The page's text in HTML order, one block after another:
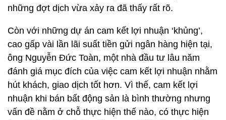
những đợt dịch vừa xảy ra đã thấy rất rõ.
Còn với những dự án cam kết lợi nhuận ‘khủng’,
cao gấp vài lần lãi suất tiền gửi ngân hàng hiện tại,
ông Nguyễn Đức Toàn, một nhà đầu tư lâu năm
đánh giá mục đích của việc cam kết lợi nhuận nhằm
hút khách, giao dịch tốt hơn. Vì thế, cam kết lợi
nhuận khi bán bất động sản là bình thường nhưng
vấn đề nằm ở chỗ thực hiện thế nào, có thực hiện